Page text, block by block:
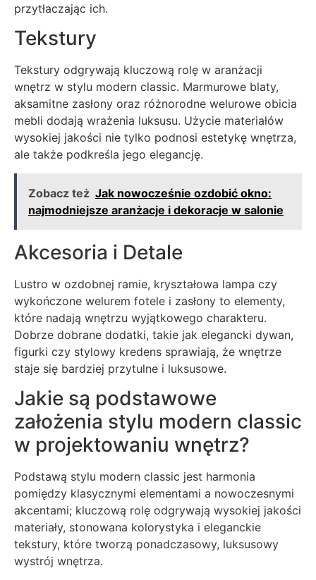
przytłaczając ich.
Tekstury
Tekstury odgrywają kluczową rolę w aranżacji
wnętrz w stylu modern classic. Marmurowe blaty,
aksamitne zasłony oraz różnorodne welurowe obicia
mebli dodają wrażenia luksusu. Użycie materiałów
wysokiej jakości nie tylko podnosi estetykę wnętrza,
ale także podkreśla jego elegancję.
Zobacz też Jak nowocześnie ozdobić okno:
najmodniejsze aranżacje i dekoracje w salonie
Akcesoria i Detale
Lustro w ozdobnej ramie, kryształowa lampa czy
wykończone welurem fotele i zasłony to elementy,
które nadają wnętrzu wyjątkowego charakteru.
Dobrze dobrane dodatki, takie jak elegancki dywan,
figurki czy stylowy kredens sprawiają, że wnętrze
staje się bardziej przytulne i luksusowe.
Jakie są podstawowe
założenia stylu modern classic
w projektowaniu wnętrz?
Podstawą stylu modern classic jest harmonia
pomiędzy klasycznymi elementami a nowoczesnymi
akcentami; kluczową rolę odgrywają wysokiej jakości
materiały, stonowana kolorystyka i eleganckie
tekstury, które tworzą ponadczasowy, luksusowy
wystrój wnętrza.